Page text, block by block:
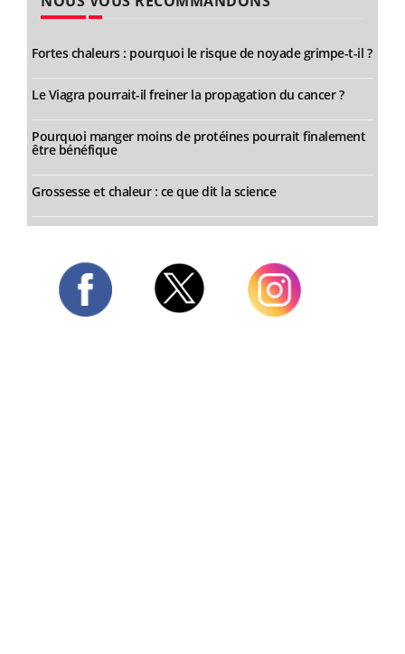
Fortes chaleurs : pourquoi le risque de noyade grimpe-t-il ?
Le Viagra pourrait-il freiner la propagation du cancer ?
Pourquoi manger moins de protéines pourrait finalement
être bénéfique
Grossesse et chaleur : ce que dit la science